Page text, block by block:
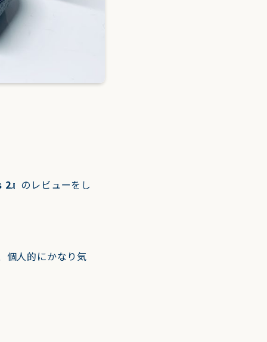
』 のレビューをし
個人的にかなり気